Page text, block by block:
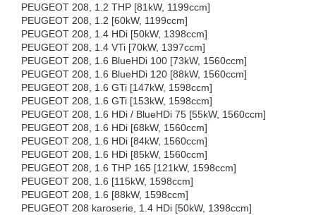
PEUGEOT 208, 1.2 THP [81kW, 1199ccm]
PEUGEOT 208, 1.2 [60kW, 1199ccm]
PEUGEOT 208, 1.4 HDi [50kW, 1398ccm]
PEUGEOT 208, 1.4 VTi [70kW, 1397ccm]
PEUGEOT 208, 1.6 BlueHDi 100 [73kW, 1560ccm]
PEUGEOT 208, 1.6 BlueHDi 120 [88kW, 1560ccm]
PEUGEOT 208, 1.6 GTi [147kW, 1598ccm]
PEUGEOT 208, 1.6 GTi [153kW, 1598ccm]
PEUGEOT 208, 1.6 HDi / BlueHDi 75 [55kW, 1560ccm]
PEUGEOT 208, 1.6 HDi [68kW, 1560ccm]
PEUGEOT 208, 1.6 HDi [84kW, 1560ccm]
PEUGEOT 208, 1.6 HDi [85kW, 1560ccm]
PEUGEOT 208, 1.6 THP 165 [121kW, 1598ccm]
PEUGEOT 208, 1.6 [115kW, 1598ccm]
PEUGEOT 208, 1.6 [88kW, 1598ccm]
PEUGEOT 208 karoserie, 1.4 HDi [50kW, 1398ccm]